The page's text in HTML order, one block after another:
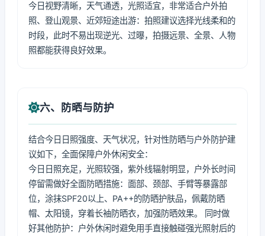
今日视野清晰，天气通透，光照适宜，非常适合户外拍
照、登山观景、近郊短途出游：拍照建议选择光线柔和的
时段，此时不易出现逆光、过曝，拍摄远景、全景、人物
照都能获得良好效果。
六、防晒与防护
结合今日日照强度、天气状况，针对性防晒与户外防护建
议如下，全面保障户外休闲安全：
今日日照充足，光照较强，紫外线辐射明显，户外长时间
停留需做好全面防晒措施：面部、颈部、手臂等暴露部
位，涂抹SPF20以上、PA++的防晒护肤品，佩戴防晒
帽、太阳镜，穿着长袖防晒衣，加强防晒效果。 同时做
好其他防护：户外休闲时避免用手直接触碰强光照射后的